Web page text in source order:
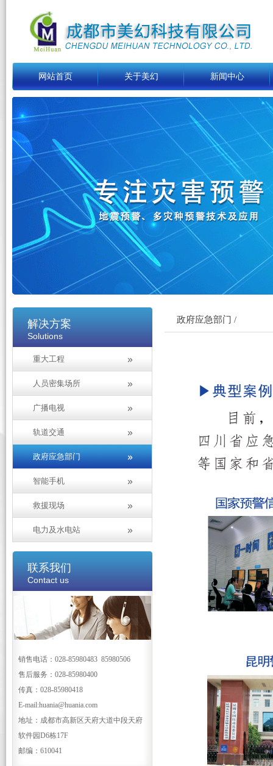
网站首页 关于美幻 新闻中心
解决方案
Solutions
重大工程
人员密集场所
广播电视
轨道交通
政府应急部门
智能手机
救援现场
电力及水电站
联系我们
Contact us
销售电话：028-85980483 85980506
售后服务：028-85980400
传真：028-85980418
E-mail:huania@huania.com
地址：成都市高新区天府大道中段天府
软件园D6栋17F
邮编：610041
政府应急部门 /